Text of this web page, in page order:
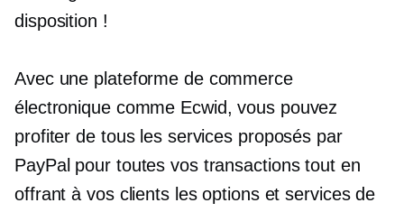
disposition !
Avec une plateforme de commerce
électronique comme Ecwid, vous pouvez
profiter de tous les services proposés par
PayPal pour toutes vos transactions tout en
offrant à vos clients les options et services de